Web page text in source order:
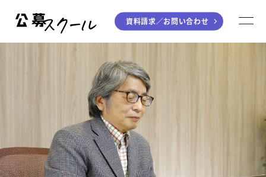
ジャンルから探す
ライティング
川柳・短歌・俳句
音楽（作詞・作曲）
アート・絵本
資料請求／お問い合わせ